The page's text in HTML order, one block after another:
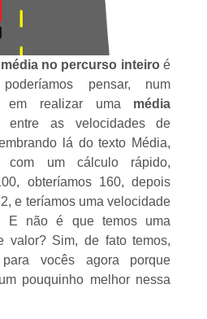
média no percurso inteiroé
pensar, num
em realizar uma média
entre as velocidades de
lá do texto Média,
com um cálculo rápido,
obteríamos 160, depois
e teríamos uma velocidade
E não é que temos uma
valor? Sim, de fato temos,
vocês agora porque
pouquinho melhor nessa